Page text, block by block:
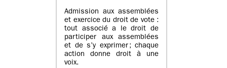
Admission aux assemblées
et exercice du droit de vote :
tout associé a le droit de
participer aux assemblées
et de s’y exprimer ; chaque
action donne droit à une
voix.